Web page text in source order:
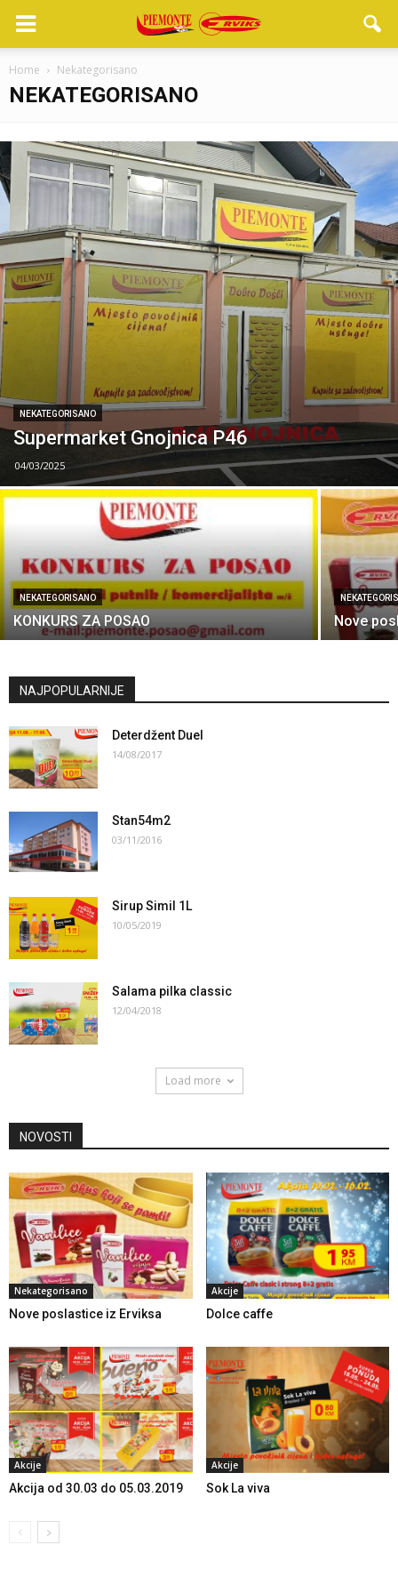
Home Nekategorisano
NEKATEGORISANO
NEKATEGORISANO
Supermarket Gnojnica P46
04/03/2025
NEKATEGORISANO
KONKURS ZA POSAO Nove
NAJPOPULARNIJE
Deterdžent Duel
14/08/2017
Stan54m2
03/11/2016
Sirup Simil 1L
10/05/2019
Salama pilka classic
12/04/2018
Load more
NOVOSTI
Nekategorisano
Nove poslastice iz Erviksa
Akcije
Dolce caffe
Akcije
Akcija od 30.03 do 05.03.2019
Akcije
Sok La viva